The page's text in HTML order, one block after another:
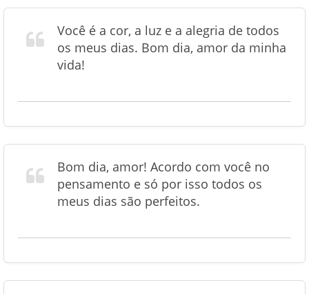
Você é a cor, a luz e a alegria de todos
os meus dias. Bom dia, amor da minha
vida!
Bom dia, amor! Acordo com você no
pensamento e só por isso todos os
meus dias são perfeitos.